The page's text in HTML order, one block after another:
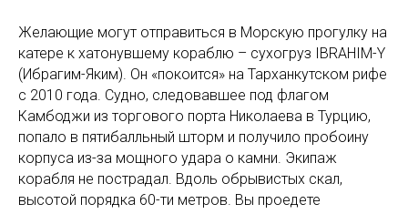
Желающие могут отправиться в Морскую прогулку на
катере к хатонувшему кораблю – сухогруз IBRAHIM-Y
(Ибрагим-Яким). Он «покоится» на Тарханкутском рифе
с 2010 года. Судно, следовавшее под флагом
Камбоджи из торгового порта Николаева в Турцию,
попало в пятибалльный шторм и получило пробоину
корпуса из-за мощного удара о камни. Экипаж
корабля не пострадал. Вдоль обрывистых скал,
высотой порядка 60-ти метров. Вы проедете